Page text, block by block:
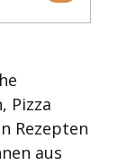
Pizza
Rezepten
aus